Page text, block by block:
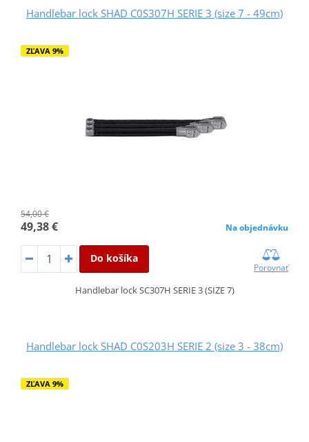
Handlebar lock SHAD C0S307H SERIE 3 (size 7 - 49cm)
ZĽAVA 9%
54,00 €
49,38 € Na objednávku
Do košíka
Porovnať
Handlebar lock SC307H SERIE 3 (SIZE 7)
Handlebar lock SHAD C0S203H SERIE 2 (size 3 - 38cm)
ZĽAVA 9%